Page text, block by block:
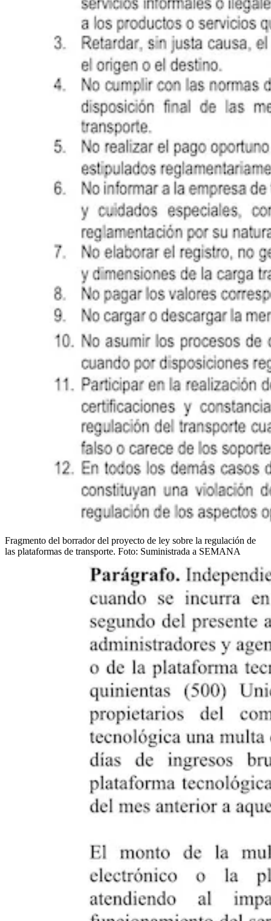
Fragmento del borrador del proyecto de ley sobre la regulación de
las plataformas de transporte. Foto: Suministrada a SEMANA